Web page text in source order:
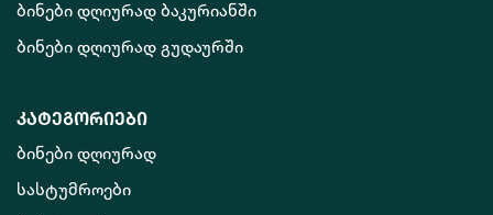
ბინები დღიურად ბაკურიანში
ბინები დღიურად გუდაურში
კატეგორიები
ბინები დღიურად
სასტუმროები